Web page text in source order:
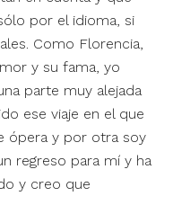
por el idioma, si
Como Florencia,
y su fama, yo
parte muy alejada
ese viaje en el que
ópera y por otra soy
regreso para mí y ha
y creo que